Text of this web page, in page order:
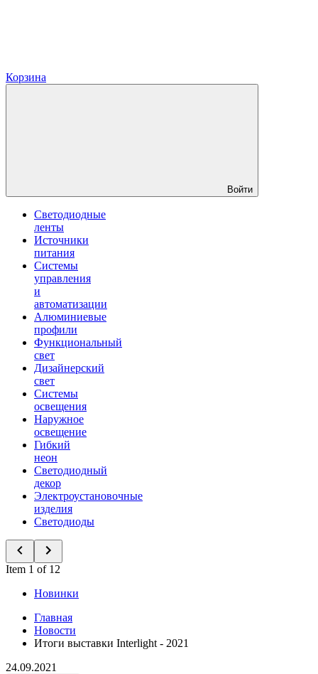
Корзина
Войти
Светодиодные
ленты
Источники
питания
Системы
управления
и
автоматизации
Алюминиевые
профили
Функциональный
свет
Дизайнерский
свет
Системы
освещения
Наружное
освещение
Гибкий
неон
Светодиодный
декор
Электроустановочные
изделия
Светодиоды
Item 1 of 12
Новинки
Главная
Новости
Итоги выставки Interlight - 2021
24.09.2021